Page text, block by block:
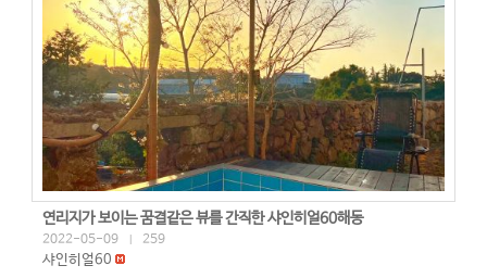
연리지가 보이는 꿈결같은 뷰를 간직한 샤인히얼60해동
2022-05-09 259
샤인히얼60